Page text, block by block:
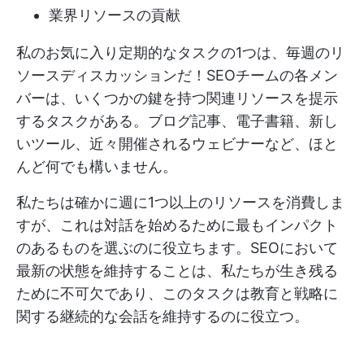
業界リソースの貢献
私のお気に入り定期的なタスクの1つは、毎週のリ
ソースディスカッションだ！SEOチームの各メン
バーは、いくつかの鍵を持つ関連リソースを提示
するタスクがある。ブログ記事、電子書籍、新し
いツール、近々開催されるウェビナーなど、ほと
んど何でも構いません。
私たちは確かに週に1つ以上のリソースを消費しま
すが、これは対話を始めるために最もインパクト
のあるものを選ぶのに役立ちます。SEOにおいて
最新の状態を維持することは、私たちが生き残る
ために不可欠であり、このタスクは教育と戦略に
関する継続的な会話を維持するのに役立つ。